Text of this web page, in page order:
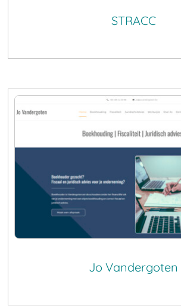
STRACC
Jo Vandergoten